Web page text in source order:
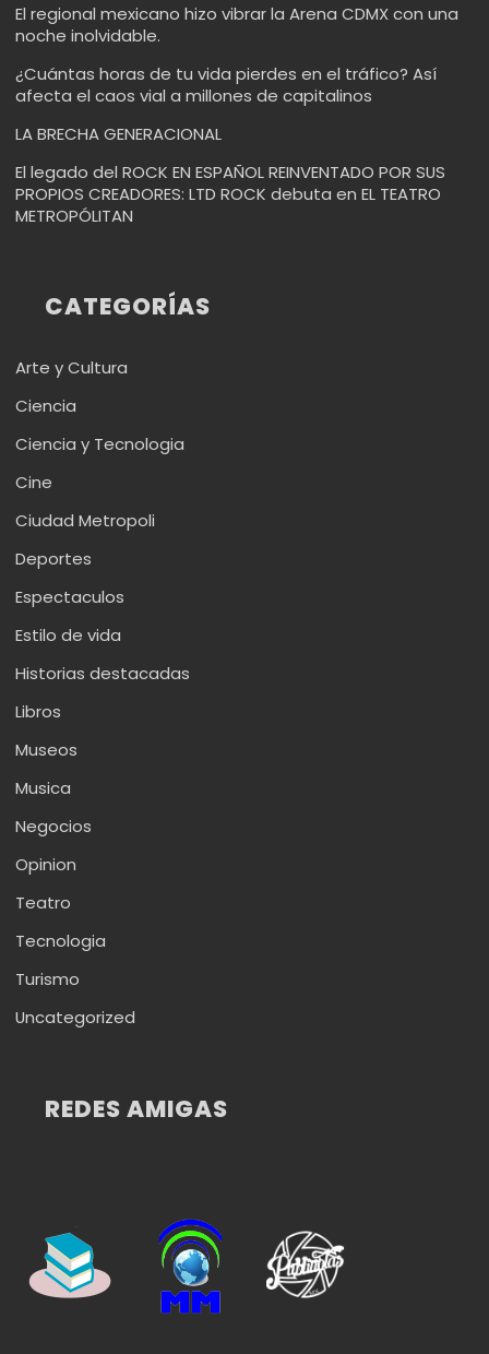
El regional mexicano hizo vibrar la Arena CDMX con una
noche inolvidable.
¿Cuántas horas de tu vida pierdes en el tráfico? Así
afecta el caos vial a millones de capitalinos
LA BRECHA GENERACIONAL
El legado del ROCK EN ESPAÑOL REINVENTADO POR SUS
PROPIOS CREADORES: LTD ROCK debuta en EL TEATRO
METROPÓLITAN
CATEGORÍAS
Arte y Cultura
Ciencia
Ciencia y Tecnologia
Cine
Ciudad Metropoli
Deportes
Espectaculos
Estilo de vida
Historias destacadas
Libros
Museos
Musica
Negocios
Opinion
Teatro
Tecnologia
Turismo
Uncategorized
REDES AMIGAS